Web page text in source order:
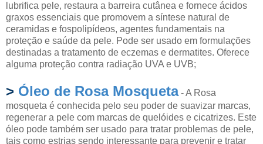
lubrifica pele, restaura a barreira cutânea e fornece ácidos
graxos essenciais que promovem a síntese natural de
ceramidas e fospolipídeos, agentes fundamentais na
proteção e saúde da pele. Pode ser usado em formulações
destinadas a tratamento de eczemas e dermatites. Oferece
alguma proteção contra radiação UVA e UVB;
> Óleo de Rosa Mosqueta- A Rosa
mosqueta é conhecida pelo seu poder de suavizar marcas,
regenerar a pele com marcas de quelóides e cicatrizes. Este
óleo pode também ser usado para tratar problemas de pele,
tais como estrias sendo interessante para prevenir e tratar